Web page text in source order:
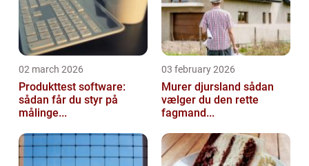
02 march 2026
Produkttest software:
sådan får du styr på
målinge...
03 february 2026
Murer djursland sådan
vælger du den rette
fagmand...